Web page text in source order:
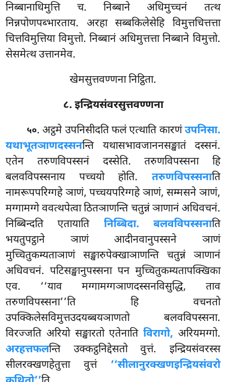
निब्बानाधिमुत्ति च. निब्बाने अधिमुच्चनं तत्थ
निन्नपोणपब्भारताय. अरहा सब्बकिलेसेहि विमुत्तचित्तत्ता
चित्तविमुत्तिया विमुत्तो. निब्बानं अधिमुत्तत्ता निब्बाने विमुत्तो.
सेसमेत्थ उत्तानमेव.
खेमसुत्तवण्णना निट्ठिता.
८. इन्द्रियसंवरसुत्तवण्णना
५०. अट्ठमे उपनिसीदति फलं एत्थाति कारणंउपनिसा.
यथाभूतञाणदस्सनन्ति यथासभावजाननसङ्खातं दस्सनं.
एतेन तरुणविपस्सनं दस्सेति. तरुणविपस्सना हि
बलवविपस्सनाय पच्चयो होति. तरुणविपस्सनाति
नामरूपपरिग्गहे ञाणं, पच्चयपरिग्गहे ञाणं, सम्मसने ञाणं,
मग्गामग्गे ववत्थपेत्वा ठितञाणन्ति चतुन्नं ञाणानं अधिवचनं.
निब्बिन्दति एतायाति निब्बिदा. बलवविपस्सनाति
भयतुपट्ठाने ञाणं आदीनवानुपस्सने ञाणं
मुच्चितुकम्यताञाणं सङ्खारुपेक्खाञाणन्ति चतुन्नं ञाणानं
अधिवचनं. पटिसङ्खानुपस्सना पन मुच्चितुकम्यतापक्खिका
एव. ‘‘याव मग्गामग्गञाणदस्सनविसुद्धि, ताव
तरुणविपस्सना’’ति हि वचनतो
उपक्किलेसविमुत्तउदयब्बयञाणतो बलवविपस्सना.
विरज्जति अरियो सङ्खारतो एतेनातिविरागो, अरियमग्गो.
अरहत्तफलन्ति उक्कट्ठनिद्देसतो वुत्तं. इन्द्रियसंवरस्स
सीलरक्खणहेतुत्ता वुत्तं ‘‘सीलानुरक्खणइन्द्रियसंवरो